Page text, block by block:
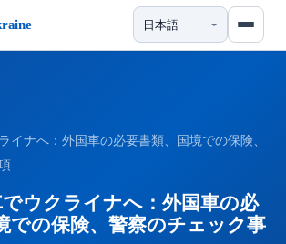
イナへ：外国車の必要書類、国境での保険、
ウクライナへ：外国車の必
での保険、警察のチェック事